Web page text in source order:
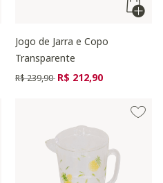
Jogo de Jarra e Copo
Transparente
Preço reduzido de
R$ 239,90 para
R$ 212,90